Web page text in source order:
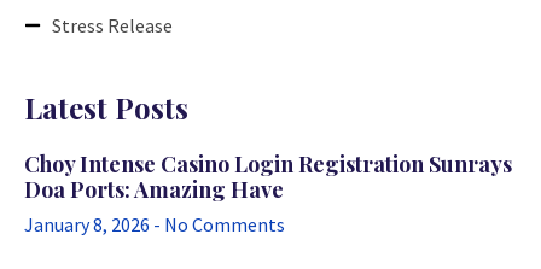
Stress Release
Latest Posts
Choy Intense Casino Login Registration Sunrays
Doa Ports: Amazing Have
January 8, 2026 No Comments